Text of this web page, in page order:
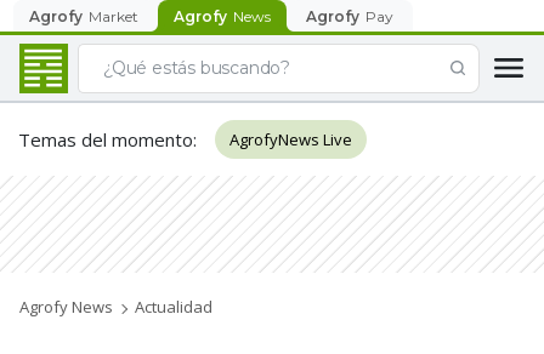
Agrofy Market Agrofy News Agrofy Pay
Temas del momento: AgrofyNews Live
Agrofy News Actualidad